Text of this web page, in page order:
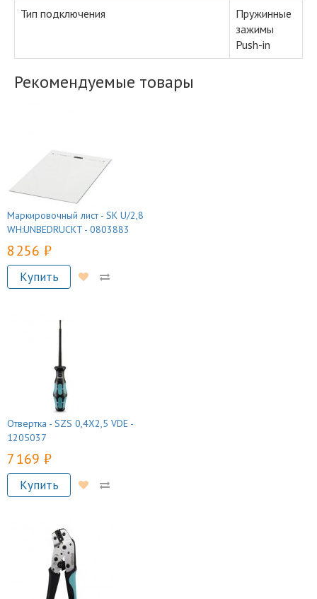
Тип подключения
Пружинные
зажимы
Push-in
Рекомендуемые товары
Маркировочный лист - SK U/2,8
WH:UNBEDRUCKT - 0803883
8 256 руб.
Купить
Отвертка - SZS 0,4X2,5 VDE -
1205037
7 169 руб.
Купить